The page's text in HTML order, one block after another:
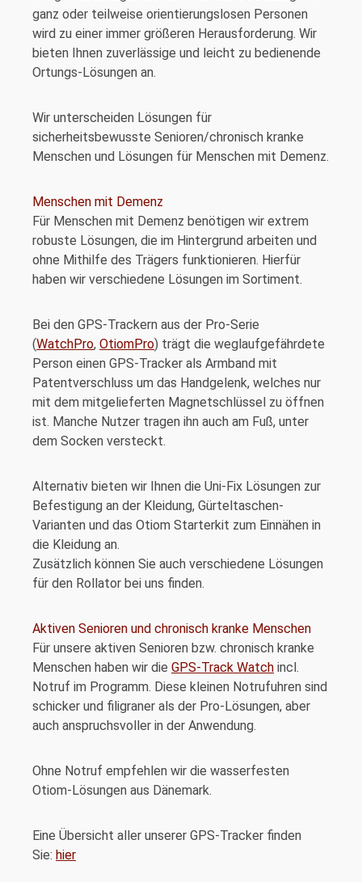
ganz oder teilweise orientierungslosen Personen
wird zu einer immer größeren Herausforderung. Wir
bieten Ihnen zuverlässige und leicht zu bedienende
Ortungs-Lösungen an.
Wir unterscheiden Lösungen für
sicherheitsbewusste Senioren/chronisch kranke
Menschen und Lösungen für Menschen mit Demenz.
Menschen mit Demenz
Für Menschen mit Demenz benötigen wir extrem
robuste Lösungen, die im Hintergrund arbeiten und
ohne Mithilfe des Trägers funktionieren. Hierfür
haben wir verschiedene Lösungen im Sortiment.
Bei den GPS-Trackern aus der Pro-Serie
(WatchPro, OtiomPro) trägt die weglaufgefährdete
Person einen GPS-Tracker als Armband mit
Patentverschluss um das Handgelenk, welches nur
mit dem mitgelieferten Magnetschlüssel zu öffnen
ist. Manche Nutzer tragen ihn auch am Fuß, unter
dem Socken versteckt.
Alternativ bieten wir Ihnen die Uni-Fix Lösungen zur
Befestigung an der Kleidung, Gürteltaschen-
Varianten und das Otiom Starterkit zum Einnähen in
die Kleidung an.
Zusätzlich können Sie auch verschiedene Lösungen
für den Rollator bei uns finden.
Aktiven Senioren und chronisch kranke Menschen
Für unsere aktiven Senioren bzw. chronisch kranke
Menschen haben wir die GPS-Track Watch incl.
Notruf im Programm. Diese kleinen Notrufuhren sind
schicker und filigraner als der Pro-Lösungen, aber
auch anspruchsvoller in der Anwendung.
Ohne Notruf empfehlen wir die wasserfesten
Otiom-Lösungen aus Dänemark.
Eine Übersicht aller unserer GPS-Tracker finden
Sie: hier